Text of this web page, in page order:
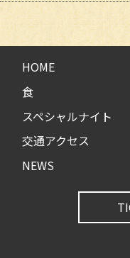
HOME
食
スペシャルナイト
交通アクセス
NEWS